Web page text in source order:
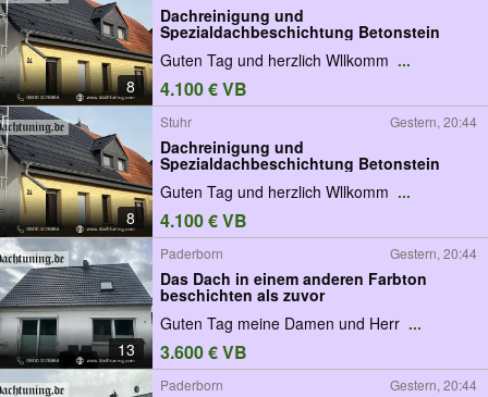
8
Dachreinigung und
Spezialdachbeschichtung Betonstein
Guten Tag und herzlich Wllkomm ...
4.100 € VB
8
Stuhr Gestern, 20:44
Dachreinigung und
Spezialdachbeschichtung Betonstein
Guten Tag und herzlich Wllkomm ...
4.100 € VB
13
Paderborn Gestern, 20:44
Das Dach in einem anderen Farbton
beschichten als zuvor
Guten Tag meine Damen und Herr ...
3.600 € VB
Paderborn Gestern, 20:44